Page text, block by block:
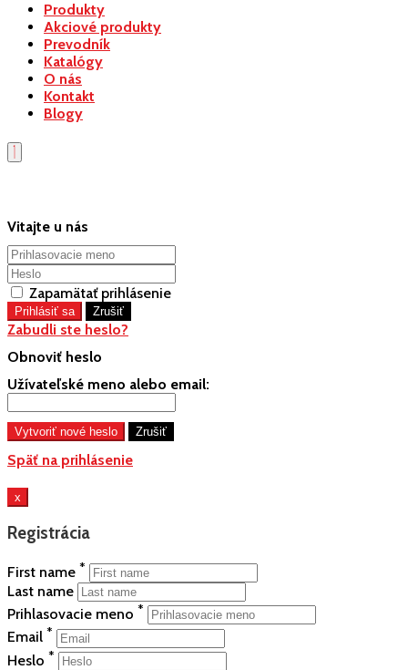
Produkty
Akciové produkty
Prevodník
Katalógy
O nás
Kontakt
Blogy
Vitajte u nás
Zapamätať prihlásenie
Zabudli ste heslo?
Obnoviť heslo
Užívateľské meno alebo email:
Späť na prihlásenie
x
Registrácia
First name *
Last name
Prihlasovacie meno *
Email *
Heslo *